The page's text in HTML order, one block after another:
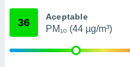
mediante
36 Aceptable
PM₁₀ (44 µg/m³)